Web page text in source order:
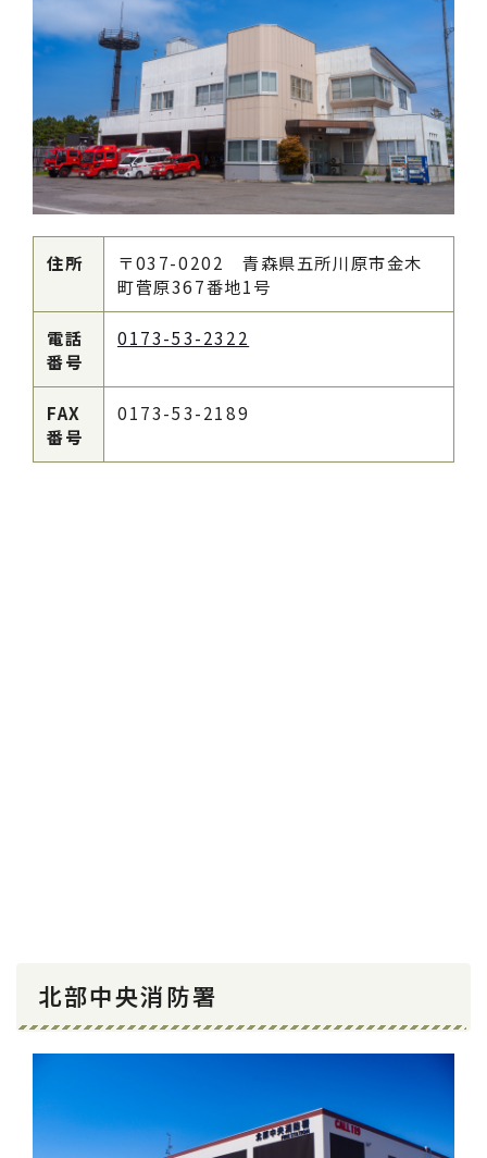
住所
〒037-0202 青森県五所川原市金木
町菅原367番地1号
電話
番号
0173-53-2322
FAX
番号
0173-53-2189
北部中央消防署